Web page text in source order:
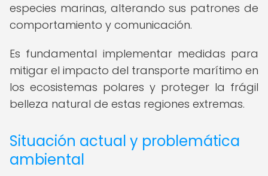
especies marinas, alterando sus patrones de
comportamiento y comunicación.
Es fundamental implementar medidas para
mitigar el impacto del transporte marítimo en
los ecosistemas polares y proteger la frágil
belleza natural de estas regiones extremas.
Situación actual y problemática
ambiental